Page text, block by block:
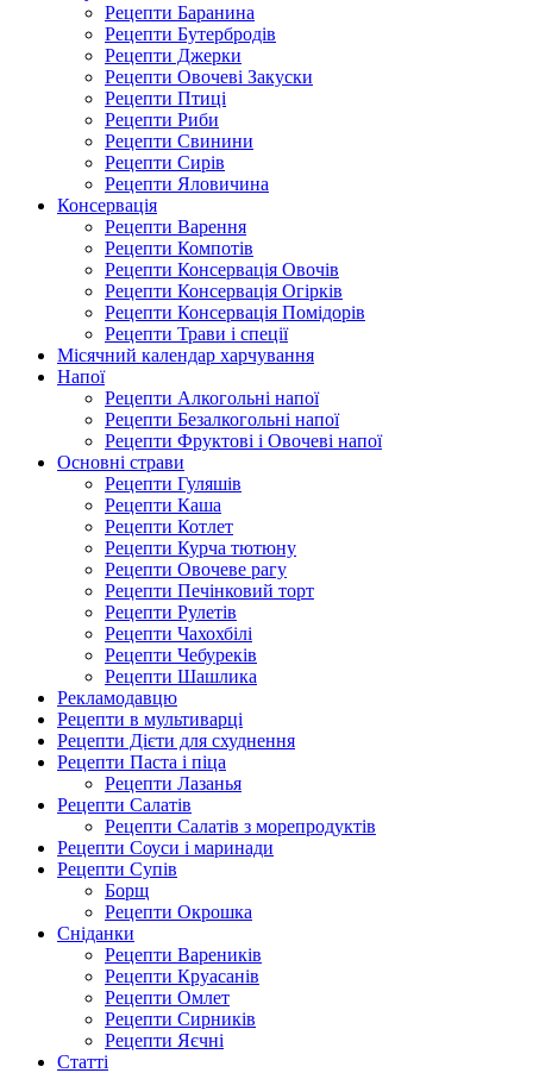
Рецепти Баранина
Рецепти Бутербродів
Рецепти Джерки
Рецепти Овочеві Закуски
Рецепти Птиці
Рецепти Риби
Рецепти Свинини
Рецепти Сирів
Рецепти Яловичина
Консервація
Рецепти Варення
Рецепти Компотів
Рецепти Консервація Овочів
Рецепти Консервація Огірків
Рецепти Консервація Помідорів
Рецепти Трави і спеції
Місячний календар харчування
Напої
Рецепти Алкогольні напої
Рецепти Безалкогольні напої
Рецепти Фруктові і Овочеві напої
Основні страви
Рецепти Гуляшів
Рецепти Каша
Рецепти Котлет
Рецепти Курча тютюну
Рецепти Овочеве рагу
Рецепти Печінковий торт
Рецепти Рулетів
Рецепти Чахохбілі
Рецепти Чебуреків
Рецепти Шашлика
Рекламодавцю
Рецепти в мультиварці
Рецепти Дієти для схуднення
Рецепти Паста і піца
Рецепти Лазанья
Рецепти Салатів
Рецепти Салатів з морепродуктів
Рецепти Соуси і маринади
Рецепти Супів
Борщ
Рецепти Окрошка
Сніданки
Рецепти Вареників
Рецепти Круасанів
Рецепти Омлет
Рецепти Сирників
Рецепти Яєчні
Статті